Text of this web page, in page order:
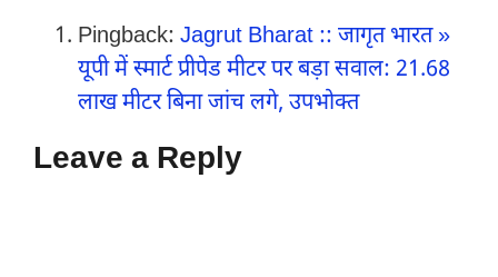
Pingback: Jagrut Bharat :: जागृत भारत »
यूपी में स्मार्ट प्रीपेड मीटर पर बड़ा सवाल: 21.68
लाख मीटर बिना जांच लगे, उपभोक्त
Leave a Reply